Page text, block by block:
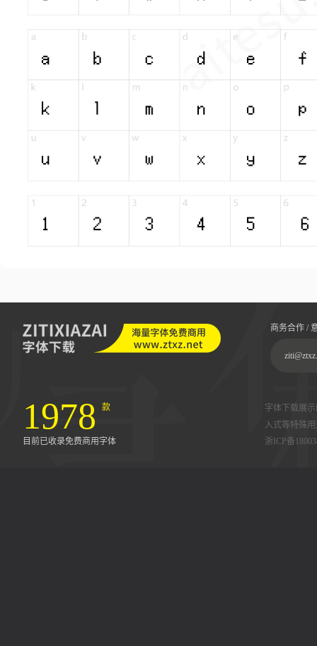
商务合作 /
1978 款
目前已收录免费商用字体
字体下载展
入式等特殊
浙ICP备